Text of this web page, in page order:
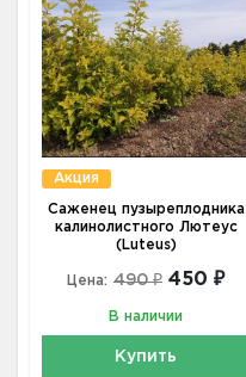
Акция
Саженец пузыреплодника
калинолистного Лютеус
(Luteus)
Цена: 490 ₽ 450 ₽
В наличии
Купить